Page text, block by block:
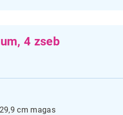
4 zseb
cm magas